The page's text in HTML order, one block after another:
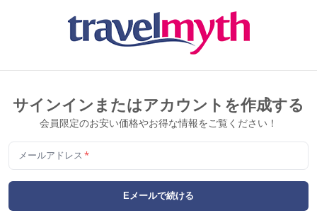
サインインまたはアカウントを作成する
会員限定のお安い価格やお得な情報をご覧ください！
メールアドレス *
Eメールで続ける